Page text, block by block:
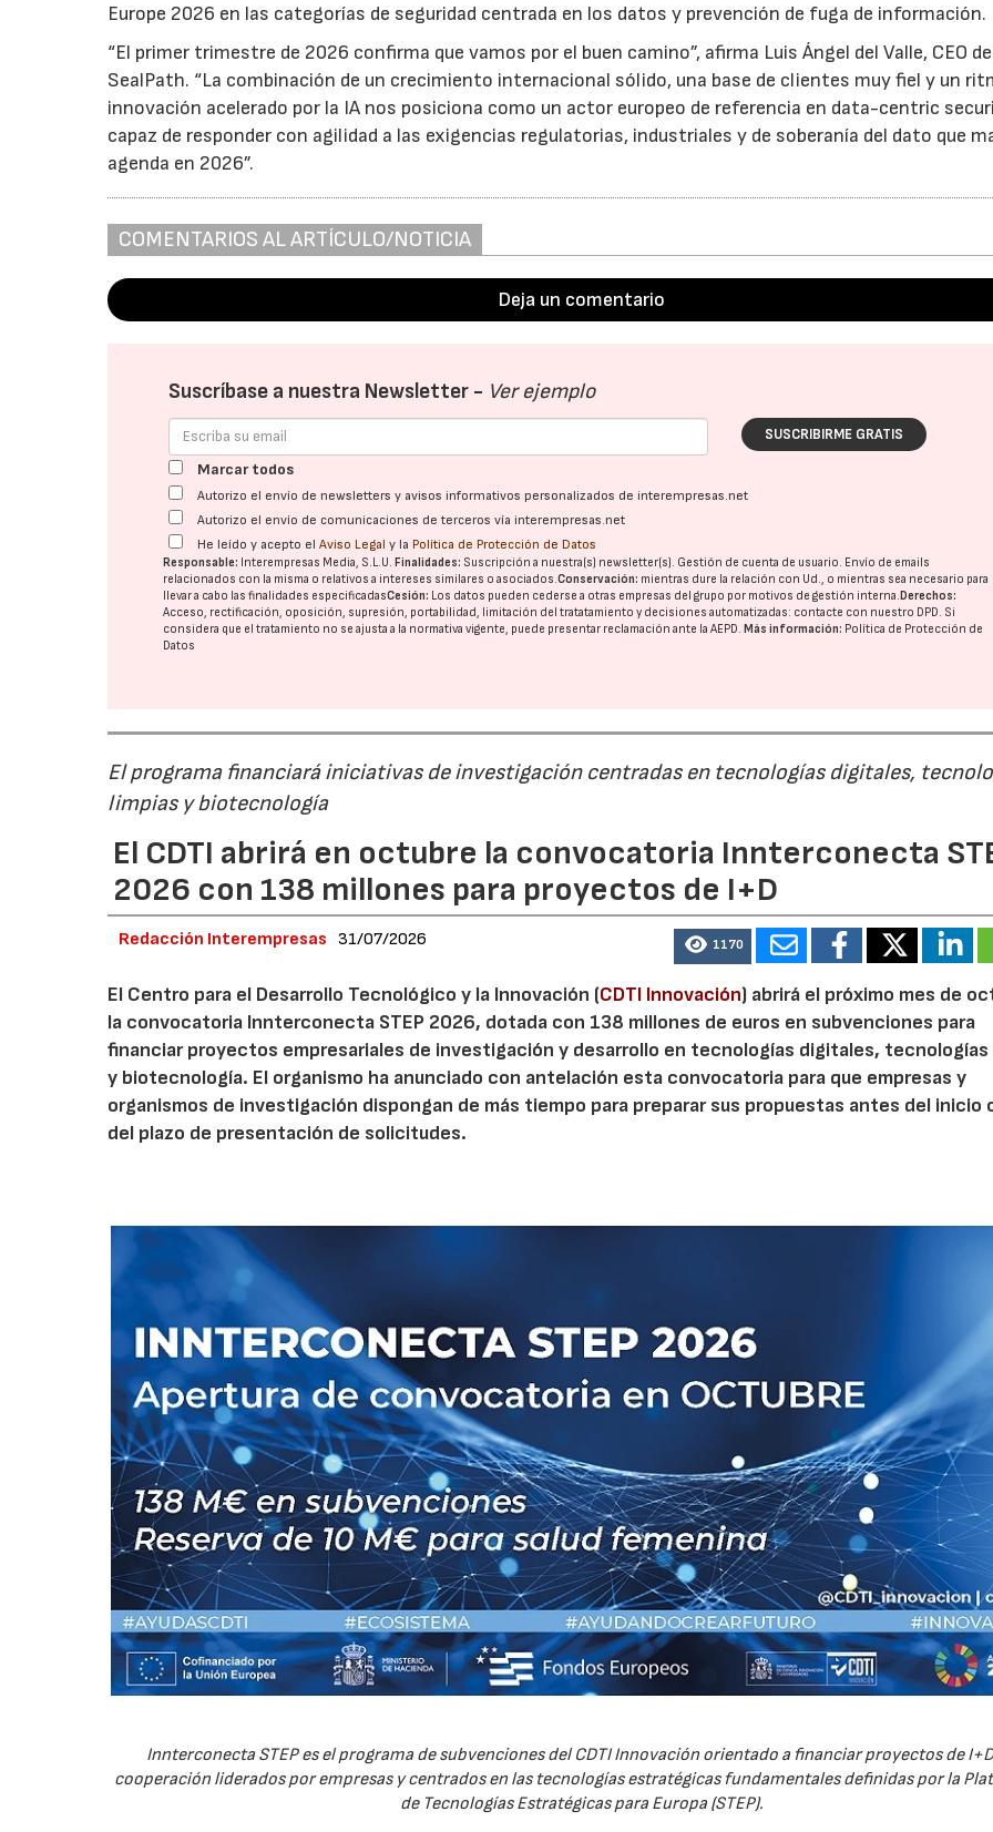
Europe 2026 en las categorías de seguridad centrada en los datos y prevención de fuga de información.
“El primer trimestre de 2026 confirma que vamos por el buen camino”, afirma Luis Ángel del Valle, CEO de
SealPath. “La combinación de un crecimiento internacional sólido, una base de clientes muy fiel y un
innovación acelerado por la IA nos posiciona como un actor europeo de referencia en data-centric
capaz de responder con agilidad a las exigencias regulatorias, industriales y de soberanía del dato que
agenda en 2026”.
COMENTARIOS AL ARTÍCULO/NOTICIA
Deja un comentario
Suscríbase a nuestra Newsletter - Ver ejemplo
SUSCRIBIRME GRATIS
Marcar todos
Autorizo el envío de newsletters y avisos informativos personalizados de interempresas.net
Autorizo el envío de comunicaciones de terceros vía interempresas.net
He leído y acepto elAviso Legal y la Política de Protección de Datos
Responsable: Interempresas Media, S.L.U.Finalidades: Suscripción a nuestra(s) newsletter(s). Gestión de cuenta de usuario. Envío de emails
relacionados con la misma o relativos a intereses similares o asociados.Conservación: mientras dure la relación con Ud., o mientras sea necesario para
llevar a cabo las finalidades especificadasCesión: Los datos pueden cederse a otras empresas del grupo por motivos de gestión interna.Derechos:
Acceso, rectificación, oposición, supresión, portabilidad, limitación del tratatamiento y decisiones automatizadas: contacte con nuestro DPD. Si
considera que el tratamiento no se ajusta a la normativa vigente, puede presentar reclamación ante laAEPD.Más información: Política de Protección de
Datos
El programa financiará iniciativas de investigación centradas en tecnologías digitales,
limpias y biotecnología
El CDTI abrirá en octubre la convocatoria Innterconecta
2026 con 138 millones para proyectos de I+D
Redacción Interempresas 31/07/2026 1170
El Centro para el Desarrollo Tecnológico y la Innovación (CDTI Innovación) abrirá el próximo mes de
la convocatoria Innterconecta STEP 2026, dotada con 138 millones de euros en subvenciones para
financiar proyectos empresariales de investigación y desarrollo en tecnologías digitales, tecnologías
y biotecnología. El organismo ha anunciado con antelación esta convocatoria para que empresas y
organismos de investigación dispongan de más tiempo para preparar sus propuestas antes del inicio
del plazo de presentación de solicitudes.
Innterconecta STEP es el programa de subvenciones del CDTI Innovación orientado a financiar proyectos de
cooperación liderados por empresas y centrados en las tecnologías estratégicas fundamentales definidas por la
de Tecnologías Estratégicas para Europa (STEP).